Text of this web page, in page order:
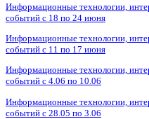
Информационные технологии,
событий с 18 по 24 июня
Информационные технологии,
событий с 11 по 17 июня
Информационные технологии,
событий с 4.06 по 10.06
Информационные технологии,
событий с 28.05 по 3.06